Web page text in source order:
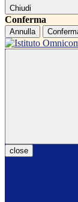
Chiudi
Conferma
Annulla
close